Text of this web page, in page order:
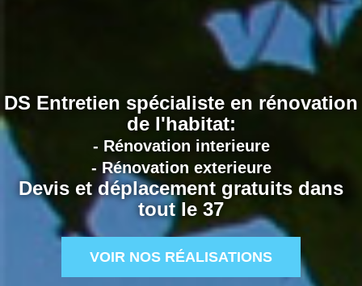
DS Entretien spécialiste en rénovation
de l'habitat:
- Rénovation interieure
- Rénovation exterieure
Devis et déplacement gratuits dans
tout le 37
VOIR NOS RÉALISATIONS